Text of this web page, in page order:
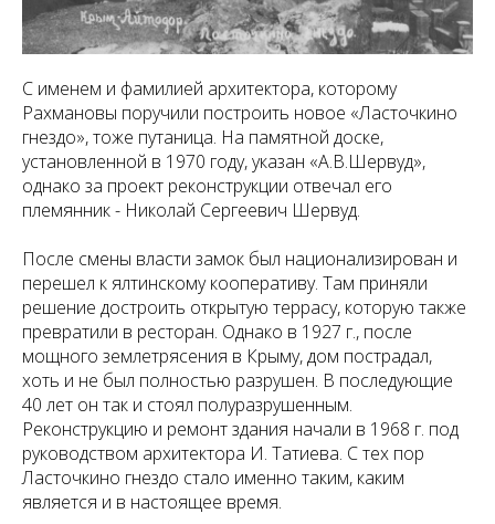
С именем и фамилией архитектора, которому
Рахмановы поручили построить новое «Ласточкино
гнездо», тоже путаница. На памятной доске,
установленной в 1970 году, указан «А.В.Шервуд»,
однако за проект реконструкции отвечал его
племянник - Николай Сергеевич Шервуд.
После смены власти замок был национализирован и
перешел к ялтинскому кооперативу. Там приняли
решение достроить открытую террасу, которую также
превратили в ресторан. Однако в 1927 г., после
мощного землетрясения в Крыму, дом пострадал,
хоть и не был полностью разрушен. В последующие
40 лет он так и стоял полуразрушенным.
Реконструкцию и ремонт здания начали в 1968 г. под
руководством архитектора И. Татиева. С тех пор
Ласточкино гнездо стало именно таким, каким
является и в настоящее время.